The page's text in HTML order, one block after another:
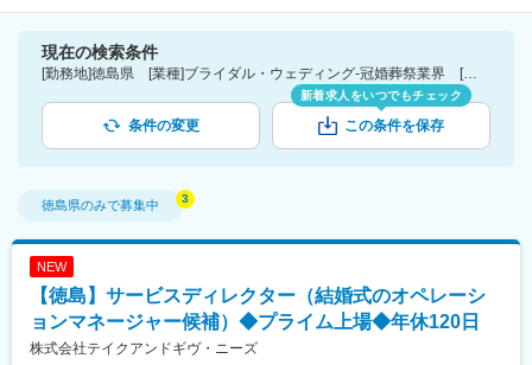
現在の検索条件
[勤務地]徳島県 [業種]ブライダル・ウェディング-冠婚葬祭業界 [こだわり条件ピックアップ]学歴不問 [詳細条件](募集・採用情報)学歴不問
条件の変更
新着求人をいつでもチェック
この条件を保存
徳島県のみで募集中
NEW
【徳島】サービスディレクター（結婚式のオペレーシ
ョンマネージャー候補）◆プライム上場◆年休120日
株式会社テイクアンドギヴ・ニーズ